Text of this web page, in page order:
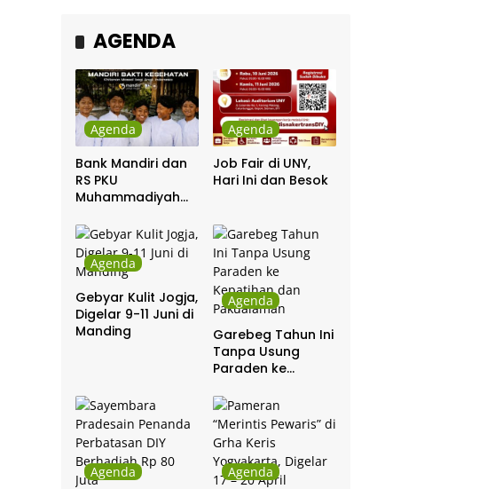
AGENDA
Agenda
Bank Mandiri dan
RS PKU
Muhammadiyah
Gratis
Agenda
Job Fair di UNY,
Hari Ini dan Besok
Agenda
Gebyar Kulit Jogja,
Digelar 9-11 Juni di
Manding
Agenda
Garebeg Tahun Ini
Tanpa Usung
Paraden ke
Pakualaman
Agenda Agenda